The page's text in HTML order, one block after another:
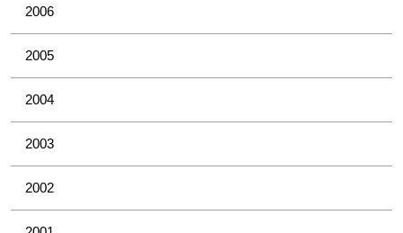
2006
2005
2004
2003
2002